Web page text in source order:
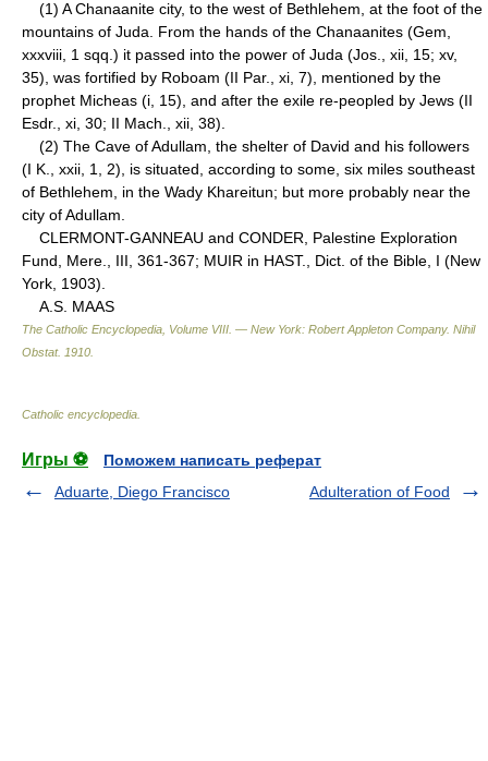
(1) A Chanaanite city, to the west of Bethlehem, at the foot of the
mountains of Juda. From the hands of the Chanaanites (Gem,
xxxviii, 1 sqq.) it passed into the power of Juda (Jos., xii, 15; xv,
35), was fortified by Roboam (II Par., xi, 7), mentioned by the
prophet Micheas (i, 15), and after the exile re-peopled by Jews (II
Esdr., xi, 30; II Mach., xii, 38).
(2) The Cave of Adullam, the shelter of David and his followers
(I K., xxii, 1, 2), is situated, according to some, six miles southeast
of Bethlehem, in the Wady Khareitun; but more probably near the
city of Adullam.
CLERMONT-GANNEAU and CONDER, Palestine Exploration
Fund, Mere., III, 361-367; MUIR in HAST., Dict. of the Bible, I (New
York, 1903).
A.S. MAAS
The Catholic Encyclopedia, Volume VIII. — New York: Robert Appleton Company. Nihil
Obstat. 1910
Catholic encyclopedia
Игры ⚽
Поможем написать реферат
Aduarte, Diego Francisco
Adulteration of Food